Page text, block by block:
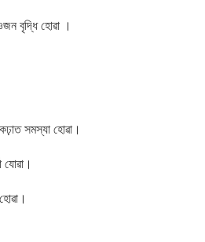
বৃদ্ধি হোৱা ।
সমস্যা হোৱা।
যোৱা।